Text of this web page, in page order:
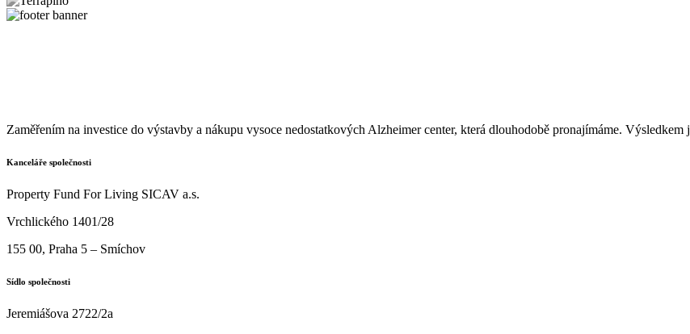
Zaměřením na investice do výstavby a nákupu vysoce nedostatkových Alzheimer center, která dlouhodobě pronajímáme.
Kanceláře společnosti
Property Fund For Living SICAV a.s.
Vrchlického 1401/28
155 00, Praha 5 – Smíchov
Sídlo společnosti
Jeremiášova 2722/2a